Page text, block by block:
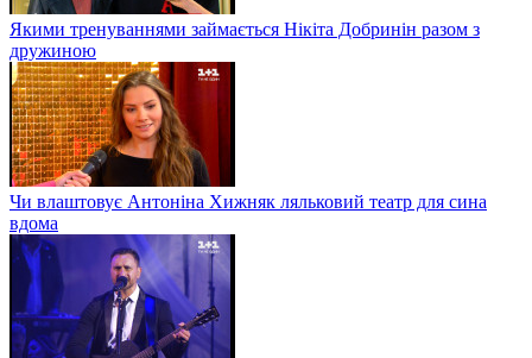
Якими тренуваннями займається Нікіта Добринін разом з
дружиною
Чи влаштовує Антоніна Хижняк ляльковий театр для сина
вдома